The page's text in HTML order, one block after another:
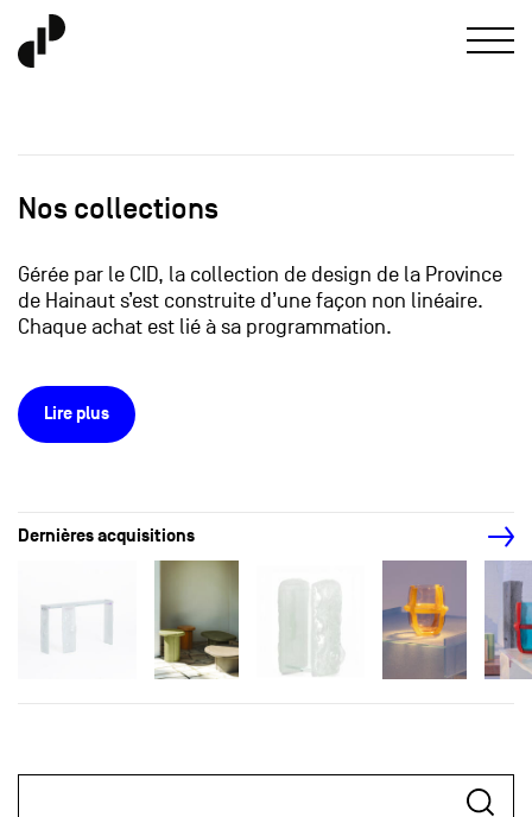
Nos collections
Gérée par le CID, la collection de design de la Province
de Hainaut s’est construite d’une façon non linéaire.
Chaque achat est lié à sa programmation.
Lire plus
Dernières acquisitions